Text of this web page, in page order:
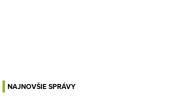
NAJNOVŠIE SPRÁVY